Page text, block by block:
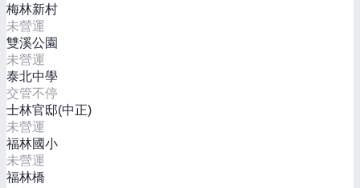
梅林新村
未營運
雙溪公園
未營運
泰北中學
交管不停
士林官邸(中正)
未營運
福林國小
未營運
福林橋